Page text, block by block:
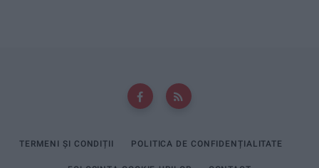
TERMENI ȘI CONDIȚII POLITICA DE CONFIDENȚIALITATE